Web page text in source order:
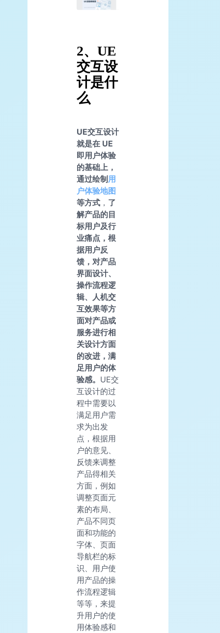
2、UE
交互设
计是什
么
UE交互设计
就是在 UE
即用户体验
的基础上，
通过绘制 用
户体验地图
等方式 ， 了
解产品的目
标用户及行
业痛点，根
据用户反
馈，对产品
界面设计、
操作流程逻
辑、人机交
互效果等方
面对产品或
服务进行相
关设计方面
的改进，满
足用户的体
验感。 UE交
互设计的过
程中需要以
满足用户需
求为出发
点，根据用
户的意见、
反馈来调整
产品得相关
方面，例如
调整页面元
素的布局、
产品不同页
面和功能的
字体、页面
导航栏的标
识、用户使
用产品的操
作流程逻辑
等等，来提
升用户的使
用体验感和